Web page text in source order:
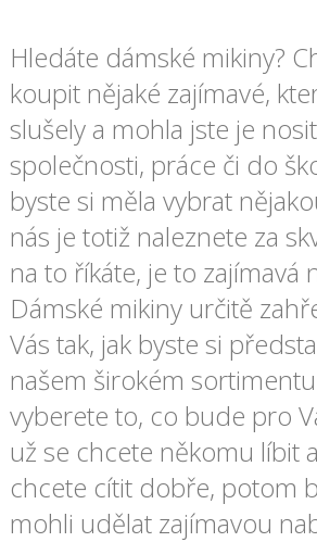
Hledáte dámské mikiny?
koupit nějaké zajímavé,
slušely a mohla jste je
společnosti, práce či do
byste si měla vybrat
nás je totiž naleznete za
na to říkáte, je to zajímavá
Dámské mikiny určitě
Vás tak, jak byste si
našem širokém
vyberete to, co bude pro
už se chcete někomu líbit
chcete cítit dobře, potom
mohli udělat zajímavou